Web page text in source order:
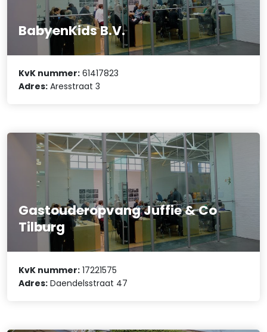
BabyenKids B.V.
KvK nummer: 61417823
Adres: Aresstraat 3
Gastouderopvang Juffie & Co
Tilburg
KvK nummer: 17221575
Adres: Daendelsstraat 47